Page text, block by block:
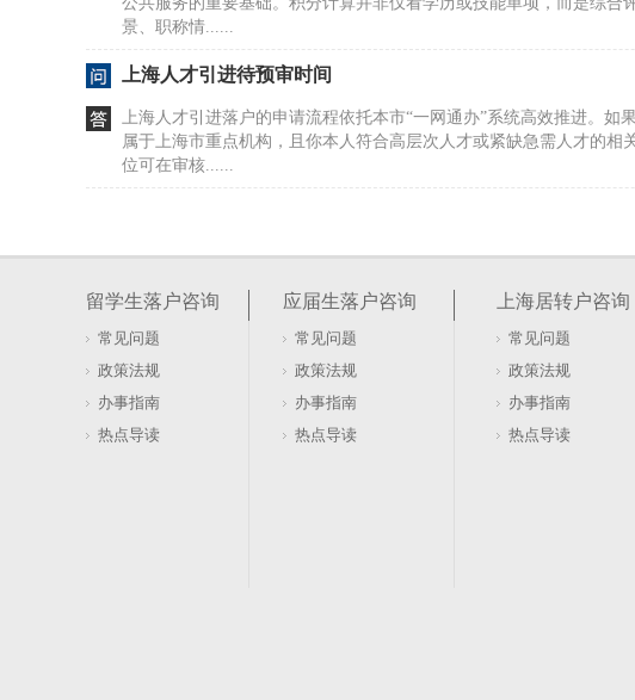
景、职称情......
上海人才引进待预审时间
上海人才引进落户的申请流程依托本市“一网通办”系统高效推进。如
属于上海市重点机构，且你本人符合高层次人才或紧缺急需人才的相
位可在审核......
上海居住证积分政策为非沪籍人员在沪长期发展提供了重要支撑。对
系中的一环......
复旦应届生直接落户上海（复旦应届生直接落户上海条件）
复旦大学作为国家“世界一流大学建设高校”，其2026年应届毕业的全
旦硕......
留学生落户咨询
常见问题
政策法规
办事指南
热点导读
应届生落户咨询
常见问题
政策法规
办事指南
热点导读
上海居转户咨询
常见问题
政策法规
办事指南
热点导读